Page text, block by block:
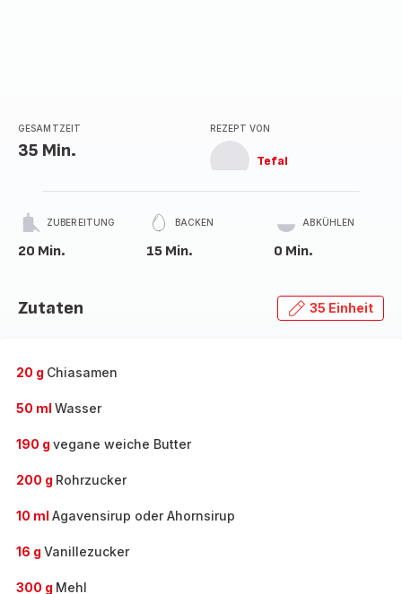
GESAMTZEIT
35 Min.
REZEPT VON
Tefal
ZUBEREITUNG
20 Min.
BACKEN
15 Min.
ABKÜHLEN
0 Min.
Zutaten 35 Einheit
20 g Chiasamen
50 ml Wasser
190 g vegane weiche Butter
200 g Rohrzucker
10 ml Agavensirup oder Ahornsirup
16 g Vanillezucker
300 g Mehl